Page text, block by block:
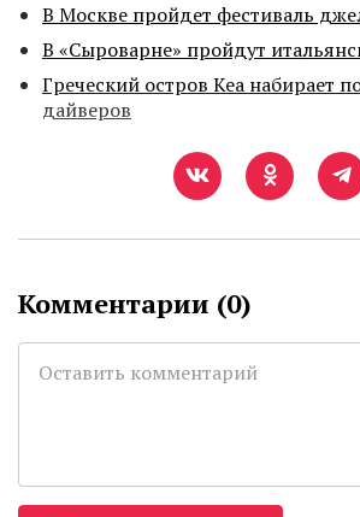
В Москве пройдет фестиваль
В «Сыроварне» пройдут
Греческий остров Кеа набирает
дайверов
Комментарии (0)